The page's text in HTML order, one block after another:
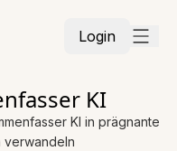
Login
KI
KI in prägnante
verwandeln